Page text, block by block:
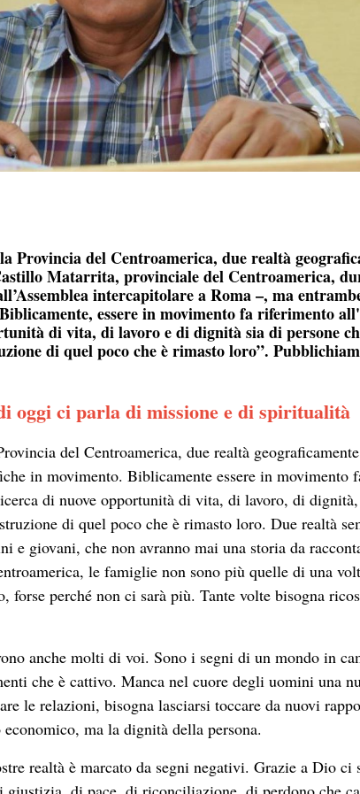
Provincia del Centroamerica, due realtà
Matarrita, provinciale del Centroamerica,
intercapitolare a Roma –, ma
essere in movimento fa riferimento
di vita, di lavoro e di dignità sia di persone
di quel poco che è rimasto loro”.
oggi ci parla di missione e di spiritualità
del Centroamerica, due realtà
in movimento. Biblicamente essere in movimento
di nuove opportunità di vita, di lavoro, di
di quel poco che è rimasto loro. Due realtà
e giovani, che non avranno mai una storia da
le famiglie non sono più quelle di una
forse perché non ci sarà più. Tante volte bisogna
anche molti di voi. Sono i segni di un mondo in
che è cattivo. Manca nel cuore degli uomini una
le relazioni, bisogna lasciarsi toccare da nuovi
ma la dignità della persona.
realtà è marcato da segni negativi. Grazie a Dio ci